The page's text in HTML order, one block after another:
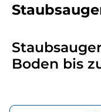
Boden bis